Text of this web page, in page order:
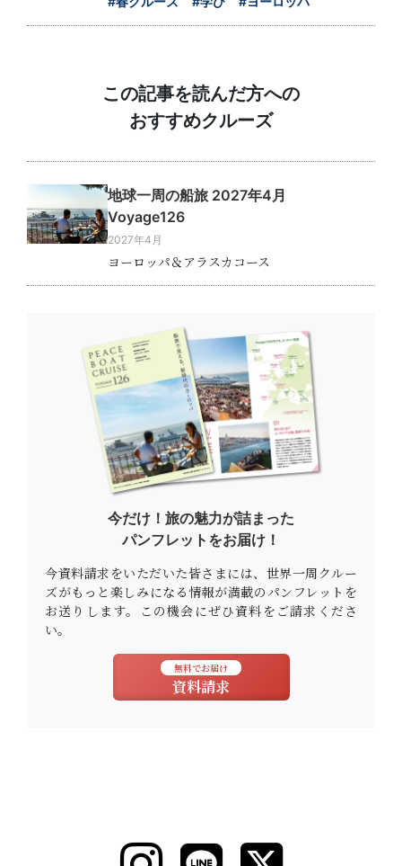
この記事を読んだ方への
おすすめクルーズ
地球一周の船旅 2027年4月
Voyage126
2027年4月
ヨーロッパ＆アラスカコース
今だけ！旅の魅力が詰まった
パンフレットをお届け！
今資料請求をいただいた皆さまには、世界一周クルー
ズがもっと楽しみになる情報が満載のパンフレットを
お送りします。この機会にぜひ資料をご請求くださ
い。
無料でお届け
資料請求